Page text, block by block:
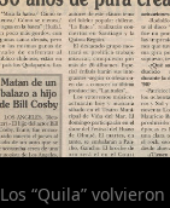
Los “Quila” volvieron